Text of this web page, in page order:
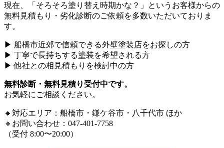
現在、「そろそろ塗り替え時期かな？」というお客様からの
無料見積もり・劣化診断のご依頼を多数いただいておりま
す。
▶ 船橋市近郊で信頼できる外壁塗装店をお探しの方
▶ 丁寧で長持ちする塗装を希望される方
▶ 他社との相見積もりを検討中の方
無料診断・無料見積り受付中です。
お気軽にご相談ください。
🔸対応エリア：船橋市・鎌ケ谷市・八千代市 ほか
🔸お問い合わせ：047-401-7758
（受付 8:00〜20:00）